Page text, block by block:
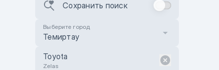
Сохранить поиск
Выберите город
Темиртау
Toyota
Zelas